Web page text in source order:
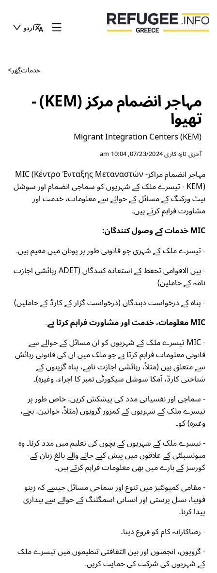
اردو
گھر> خدمات
مہاجر انضمام مرکز (KEM) -
تھیوا
Migrant Integration Centers (KEM)
آخری تازہ کاری07/23/2024, 10:04 am
مہاجر انضمام مراکز- MIC (Κέντρο Ένταξης Μεταναστών
- ΚΕΜ) تیسرے ملک کے شہریوں کو سماجی انضمام اور سوشل
نیٹ ورکنگ کے مسائل کے حوالے سے معلومات، خدمت اور
مشاورت فراہم کرتے ہیں۔
MIC خدمات کے وصول کنندگان:
- تیسرے ملک کے شہری جو قانونی طور پر یونان میں مقیم ہیں۔
- بین الاقوامی تحفظ کے استفادہ کنندگان (ADET رہائشی اجازت
نامہ کے حاملین)
- پناہ کے درخواست دہندگان (درخواست گزار کے کارڈ کے حاملین)
MIC معلومات، خدمت اور مشاورت فراہم کرتا ہے۔
- MIC تیسرے ملک کے شہریوں کو ان مسائل کے حوالے سے
قانونی معلومات فراہم کرتا ہے جو ملک میں ان کی قانونی رہائش
سے متعلق ہیں (مثلاً، رہائشی اجازت نامے، پناہ گزینوں کے
شناختی کارڈ، آمکا سوشل سیکورٹی نمبر کا اجراء، وغیرہ)۔
- سماجی اور نفسیاتی مدد کی پیشکش کریں، خاص طور پر
تیسرے ملک کے شہریوں کے کمزور گروہوں (مثلاً، خواتین، بچے،
وغیرہ) کو۔
- تیسرے ملک کے شہریوں کے بچوں کی تعلیم میں مدد کرنا۔ وہ
میونسپلٹی کے علاقوں میں پیش کیے جانے والے بالغ زبان کے
کورسز کے بارے میں بھی معلومات فراہم کرتے ہیں۔
- مقامی کمیونٹیز میں تنوع اور سماجی مسائل جیسے کہ زینو
فوبیا، نسل پرستی اور انسانی اسمگلنگ کے حوالے سے بیداری
پیدا کرنا۔
- رضاکارانہ کام کو فروغ دینا۔
- گروپوں، انجمنوں اور بین الثقافتی تنظیموں میں تیسرے ملک
کے شہریوں کی شرکت کی حمایت کریں۔